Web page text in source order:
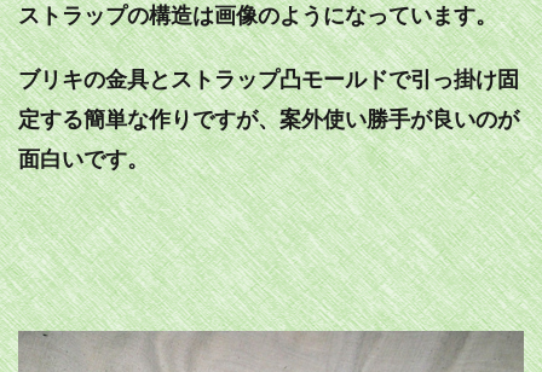
ストラップの構造は画像のようになっています。
ブリキの金具とストラップ凸モールドで引っ掛け固
定する簡単な作りですが、案外使い勝手が良いのが
面白いです。